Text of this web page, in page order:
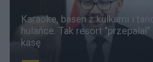
Karaoke, basen z kulkami i
hulańce. Tak resort
kasę